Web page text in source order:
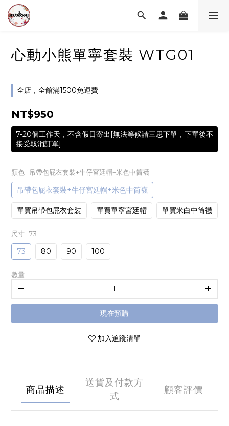
心動小熊單寧套裝 WTG01
全店，全館滿1500免運費
NT$950
7-20個工作天，不含假日寄出[無法等候請三思下單，下單後不
接受取消訂單]
顏色 : 吊帶包屁衣套裝+牛仔宮廷帽+米色中筒襪
吊帶包屁衣套裝+牛仔宮廷帽+米色中筒襪
單買吊帶包屁衣套裝 單買單寧宮廷帽 單買米白中筒襪
尺寸 : 73
73 80 90 100
數量
現在預購
加入追蹤清單
商品描述
送貨及付款方
式
顧客評價